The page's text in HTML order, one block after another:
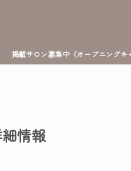
掲載サロン募集中（オープニングキ
情報